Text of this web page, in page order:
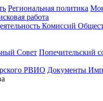
Региональная политика
работа
Комиссий
Совет Попечительский
РВИО Документы